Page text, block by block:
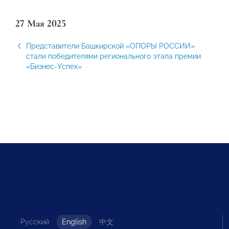
27 Мая 2025
Представители Башкирской «ОПОРЫ РОССИИ»
стали победителями регионального этапа премии
«Бизнес-Успех»
Русский English 中文